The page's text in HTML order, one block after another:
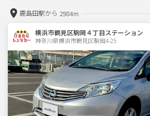
鹿島田駅から 2984m
横浜市鶴見区駒岡４丁目ステーション
神奈川県横浜市鶴見区駒岡4-25